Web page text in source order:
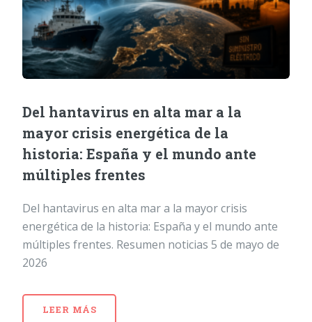
Del hantavirus en alta mar a la
mayor crisis energética de la
historia: España y el mundo ante
múltiples frentes
Del hantavirus en alta mar a la mayor crisis
energética de la historia: España y el mundo ante
múltiples frentes. Resumen noticias 5 de mayo de
2026
LEER MÁS